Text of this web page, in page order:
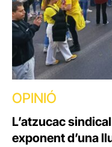
OPINIÓ
L’atzucac
exponent d’una